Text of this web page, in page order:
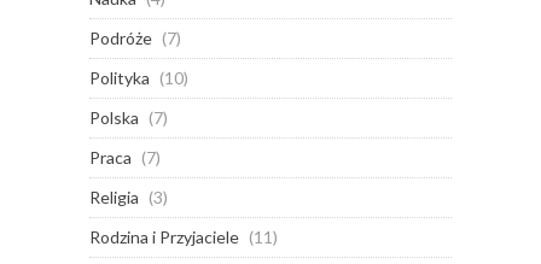
Podróże (7)
Polityka (10)
Polska (7)
Praca (7)
Religia (3)
Rodzina i Przyjaciele (11)